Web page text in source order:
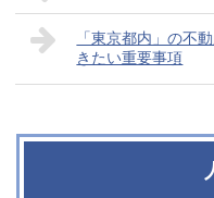
「東京都内」の不
きたい重要事項